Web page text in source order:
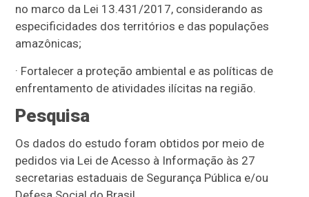
no marco da Lei 13.431/2017, considerando as
especificidades dos territórios e das populações
amazônicas;
· Fortalecer a proteção ambiental e as políticas de
enfrentamento de atividades ilícitas na região.
Pesquisa
Os dados do estudo foram obtidos por meio de
pedidos via Lei de Acesso à Informação às 27
secretarias estaduais de Segurança Pública e/ou